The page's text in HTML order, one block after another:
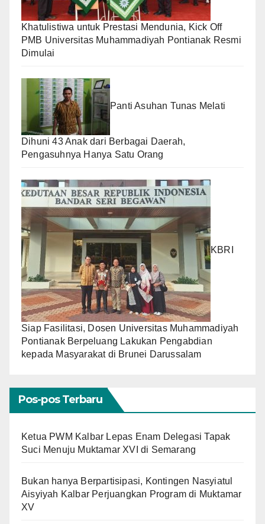
Khatulistiwa untuk Prestasi Mendunia, Kick Off
PMB Universitas Muhammadiyah Pontianak Resmi
Dimulai
Panti Asuhan Tunas Melati
Dihuni 43 Anak dari Berbagai Daerah,
Pengasuhnya Hanya Satu Orang
KBRI
Siap Fasilitasi, Dosen Universitas Muhammadiyah
Pontianak Berpeluang Lakukan Pengabdian
kepada Masyarakat di Brunei Darussalam
Pos-pos Terbaru
Ketua PWM Kalbar Lepas Enam Delegasi Tapak
Suci Menuju Muktamar XVI di Semarang
Bukan hanya Berpartisipasi, Kontingen Nasyiatul
Aisyiyah Kalbar Perjuangkan Program di Muktamar
XV